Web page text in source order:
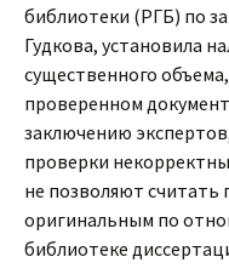
библиотеки (РГБ) по
Гудкова, установила
существенного
проверенном
заключению
проверки
не позволяют
оригинальным по
библиотеке